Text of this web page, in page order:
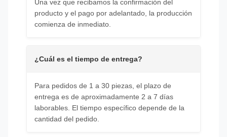
Una vez que recibamos la confirmación del
producto y el pago por adelantado, la producción
comienza de inmediato.
¿Cuál es el tiempo de entrega?
Para pedidos de 1 a 30 piezas, el plazo de
entrega es de aproximadamente 2 a 7 días
laborables. El tiempo específico depende de la
cantidad del pedido.